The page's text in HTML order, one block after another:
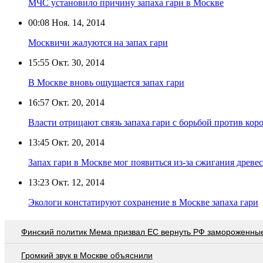
МЧС установило причину запаха гари в Москве
00:08 Ноя. 14, 2014
Москвичи жалуются на запах гари
15:55 Окт. 30, 2014
В Москве вновь ощущается запах гари
16:57 Окт. 20, 2014
Власти отрицают связь запаха гари с борьбой против
13:45 Окт. 20, 2014
Запах гари в Москве мог появиться из-за сжигания
13:23 Окт. 12, 2014
Экологи констатируют сохранение в Москве запаха гари
Финский политик Мема призвал ЕС вернуть РФ
Громкий звук в Москве объяснили